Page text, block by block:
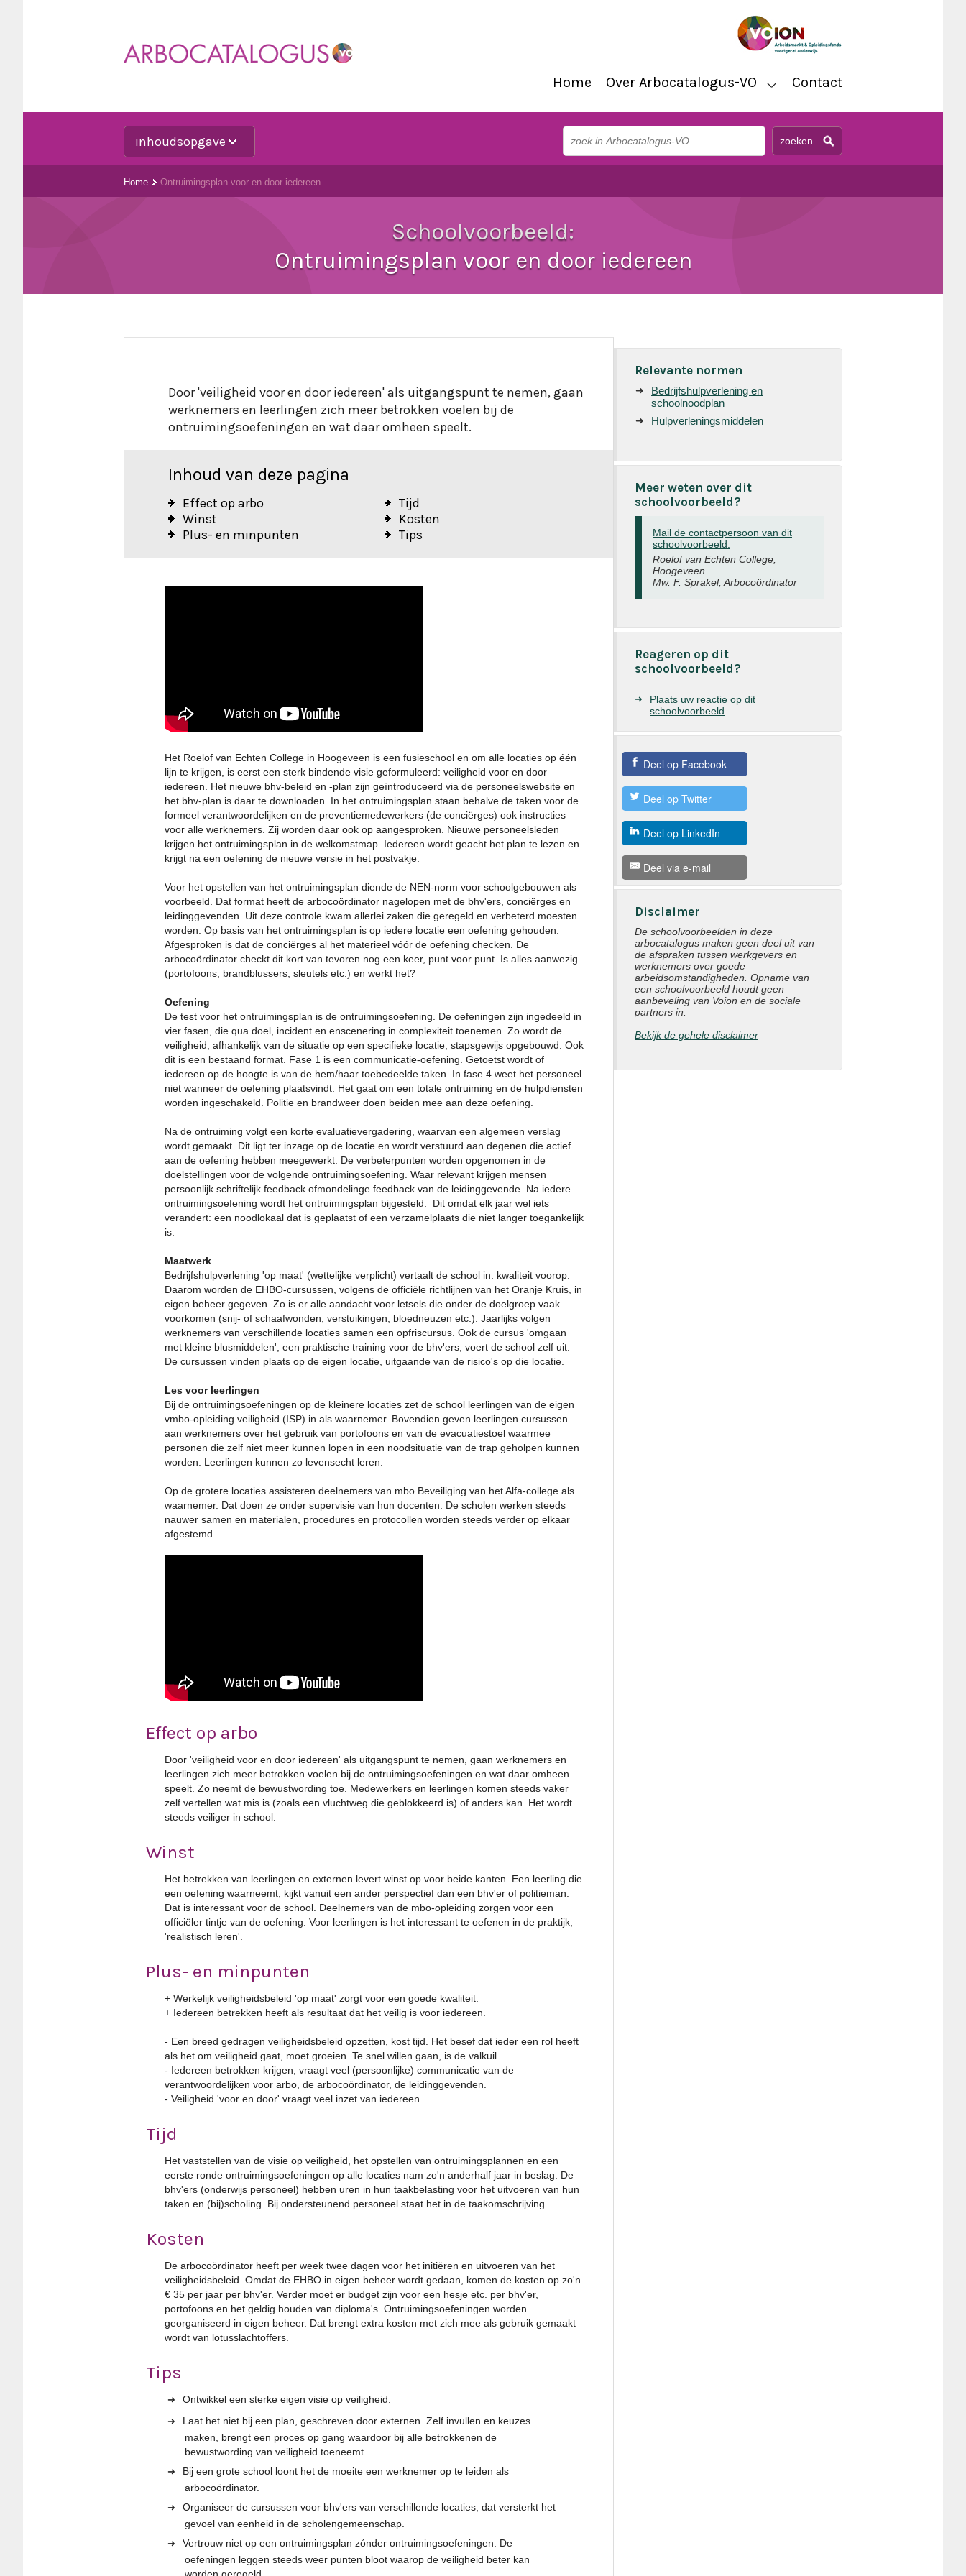
Home Over Arbocatalogus-VO Contact
inhoudsopgave
Home Ontruimingsplan voor en door iedereen
Schoolvoorbeeld:
Ontruimingsplan voor en door iedereen
Door 'veiligheid voor en door iedereen' als uitgangspunt te nemen, gaan
werknemers en leerlingen zich meer betrokken voelen bij de
Inhoud van deze pagina
Effect op arbo
Winst
Plus- en minpunten
Tijd
Kosten
Tips
Het Roelof van Echten College in Hoogeveen is een fusieschool en om alle locaties op één
lijn te krijgen, is eerst een sterk bindende visie geformuleerd: veiligheid voor en door
iedereen. Het nieuwe bhv-beleid en -plan zijn geïntroduceerd via de personeelswebsite en
het bhv-plan is daar te downloaden. In het ontruimingsplan staan behalve de taken voor de
formeel verantwoordelijken en de preventiemedewerkers (de conciërges) ook instructies
voor alle werknemers. Zij worden daar ook op aangesproken. Nieuwe personeelsleden
krijgen het ontruimingsplan in de welkomstmap. Iedereen wordt geacht het plan te lezen en
krijgt na een oefening de nieuwe versie in het postvakje.
Voor het opstellen van het ontruimingsplan diende de NEN-norm voor schoolgebouwen als
voorbeeld. Dat format heeft de arbocoördinator nagelopen met de bhv'ers, conciërges en
leidinggevenden. Uit deze controle kwam allerlei zaken die geregeld en verbeterd moesten
worden. Op basis van het ontruimingsplan is op iedere locatie een oefening gehouden.
Afgesproken is dat de conciërges al het materieel vóór de oefening checken. De
arbocoördinator checkt dit kort van tevoren nog een keer, punt voor punt. Is alles aanwezig
(portofoons, brandblussers, sleutels etc.) en werkt het?
Oefening
De test voor het ontruimingsplan is de ontruimingsoefening. De oefeningen zijn ingedeeld in
vier fasen, die qua doel, incident en enscenering in complexiteit toenemen. Zo wordt de
veiligheid, afhankelijk van de situatie op een specifieke locatie, stapsgewijs opgebouwd. Ook
dit is een bestaand format. Fase 1 is een communicatie-oefening. Getoetst wordt of
iedereen op de hoogte is van de hem/haar toebedeelde taken. In fase 4 weet het personeel
niet wanneer de oefening plaatsvindt. Het gaat om een totale ontruiming en de hulpdiensten
worden ingeschakeld. Politie en brandweer doen beiden mee aan deze oefening.
Na de ontruiming volgt een korte evaluatievergadering, waarvan een algemeen verslag
wordt gemaakt. Dit ligt ter inzage op de locatie en wordt verstuurd aan degenen die actief
aan de oefening hebben meegewerkt. De verbeterpunten worden opgenomen in de
doelstellingen voor de volgende ontruimingsoefening. Waar relevant krijgen mensen
persoonlijk schriftelijk feedback ofmondelinge feedback van de leidinggevende. Na iedere
ontruimingsoefening wordt het ontruimingsplan bijgesteld. Dit omdat elk jaar wel iets
verandert: een noodlokaal dat is geplaatst of een verzamelplaats die niet langer toegankelijk
is.
Maatwerk
Bedrijfshulpverlening 'op maat' (wettelijke verplicht) vertaalt de school in: kwaliteit voorop.
Daarom worden de EHBO-cursussen, volgens de officiële richtlijnen van het Oranje Kruis, in
eigen beheer gegeven. Zo is er alle aandacht voor letsels die onder de doelgroep vaak
voorkomen (snij- of schaafwonden, verstuikingen, bloedneuzen etc.). Jaarlijks volgen
werknemers van verschillende locaties samen een opfriscursus. Ook de cursus 'omgaan
met kleine blusmiddelen', een praktische training voor de bhv'ers, voert de school zelf uit.
De cursussen vinden plaats op de eigen locatie, uitgaande van de risico's op die locatie.
Les voor leerlingen
Bij de ontruimingsoefeningen op de kleinere locaties zet de school leerlingen van de eigen
vmbo-opleiding veiligheid (ISP) in als waarnemer. Bovendien geven leerlingen cursussen
aan werknemers over het gebruik van portofoons en van de evacuatiestoel waarmee
personen die zelf niet meer kunnen lopen in een noodsituatie van de trap geholpen kunnen
worden. Leerlingen kunnen zo levensecht leren.
Op de grotere locaties assisteren deelnemers van mbo Beveiliging van het Alfa-college als
waarnemer. Dat doen ze onder supervisie van hun docenten. De scholen werken steeds
nauwer samen en materialen, procedures en protocollen worden steeds verder op elkaar
afgestemd.
Effect op arbo
Door 'veiligheid voor en door iedereen' als uitgangspunt te nemen, gaan werknemers en
leerlingen zich meer betrokken voelen bij de ontruimingsoefeningen en wat daar omheen
speelt. Zo neemt de bewustwording toe. Medewerkers en leerlingen komen steeds vaker
zelf vertellen wat mis is (zoals een vluchtweg die geblokkeerd is) of anders kan. Het wordt
steeds veiliger in school.
Winst
Het betrekken van leerlingen en externen levert winst op voor beide kanten. Een leerling die
een oefening waarneemt, kijkt vanuit een ander perspectief dan een bhv'er of politieman.
Dat is interessant voor de school. Deelnemers van de mbo-opleiding zorgen voor een
officiëler tintje van de oefening. Voor leerlingen is het interessant te oefenen in de praktijk,
'realistisch leren'.
Plus- en minpunten
+ Werkelijk veiligheidsbeleid 'op maat' zorgt voor een goede kwaliteit.
+ Iedereen betrekken heeft als resultaat dat het veilig is voor iedereen.
- Een breed gedragen veiligheidsbeleid opzetten, kost tijd. Het besef dat ieder een rol heeft
als het om veiligheid gaat, moet groeien. Te snel willen gaan, is de valkuil.
- Iedereen betrokken krijgen, vraagt veel (persoonlijke) communicatie van de
verantwoordelijken voor arbo, de arbocoördinator, de leidinggevenden.
- Veiligheid 'voor en door' vraagt veel inzet van iedereen.
Tijd
Het vaststellen van de visie op veiligheid, het opstellen van ontruimingsplannen en een
eerste ronde ontruimingsoefeningen op alle locaties nam zo'n anderhalf jaar in beslag. De
bhv'ers (onderwijs personeel) hebben uren in hun taakbelasting voor het uitvoeren van hun
taken en (bij)scholing .Bij ondersteunend personeel staat het in de taakomschrijving.
Kosten
De arbocoördinator heeft per week twee dagen voor het initiëren en uitvoeren van het
veiligheidsbeleid. Omdat de EHBO in eigen beheer wordt gedaan, komen de kosten op zo'n
€ 35 per jaar per bhv'er. Verder moet er budget zijn voor een hesje etc. per bhv'er,
portofoons en het geldig houden van diploma's. Ontruimingsoefeningen worden
georganiseerd in eigen beheer. Dat brengt extra kosten met zich mee als gebruik gemaakt
wordt van lotusslachtoffers.
Tips
Ontwikkel een sterke eigen visie op veiligheid.
Laat het niet bij een plan, geschreven door externen. Zelf invullen en keuzes
maken, brengt een proces op gang waardoor bij alle betrokkenen de
bewustwording van veiligheid toeneemt.
Bij een grote school loont het de moeite een werknemer op te leiden als
arbocoördinator.
Organiseer de cursussen voor bhv'ers van verschillende locaties, dat versterkt het
gevoel van eenheid in de scholengemeenschap.
Vertrouw niet op een ontruimingsplan zónder ontruimingsoefeningen. De
oefeningen leggen steeds weer punten bloot waarop de veiligheid beter kan
worden geregeld.
Relevante normen
Bedrijfshulpverlening en
schoolnoodplan
Hulpverleningsmiddelen
Meer weten over dit
schoolvoorbeeld?
Mail de contactpersoon van dit
schoolvoorbeeld:
Roelof van Echten College,
Hoogeveen
Mw. F. Sprakel, Arbocoördinator
Reageren op dit
schoolvoorbeeld?
Plaats uw reactie op dit
schoolvoorbeeld
Deel op Facebook
Deel op Twitter
Deel op LinkedIn
Deel via e-mail
Disclaimer
De schoolvoorbeelden in deze
arbocatalogus maken geen deel uit van
de afspraken tussen werkgevers en
werknemers over goede
arbeidsomstandigheden. Opname van
een schoolvoorbeeld houdt geen
aanbeveling van Voion en de sociale
partners in.
Bekijk de gehele disclaimer